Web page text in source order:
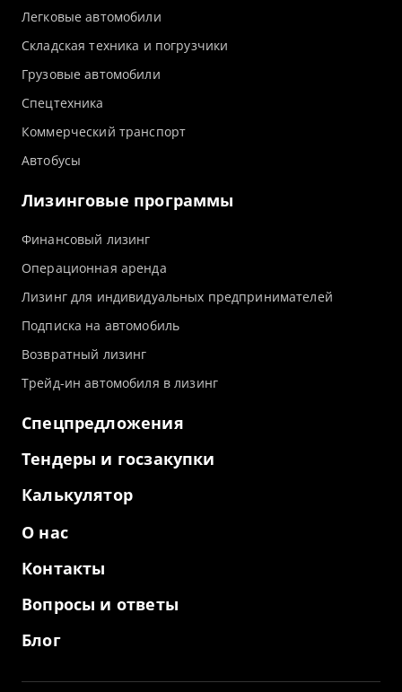
Легковые автомобили
Складская техника и погрузчики
Грузовые автомобили
Спецтехника
Коммерческий транспорт
Автобусы
Лизинговые программы
Финансовый лизинг
Операционная аренда
Лизинг для индивидуальных предпринимателей
Подписка на автомобиль
Возвратный лизинг
Трейд-ин автомобиля в лизинг
Спецпредложения
Тендеры и госзакупки
Калькулятор
О нас
Контакты
Вопросы и ответы
Блог